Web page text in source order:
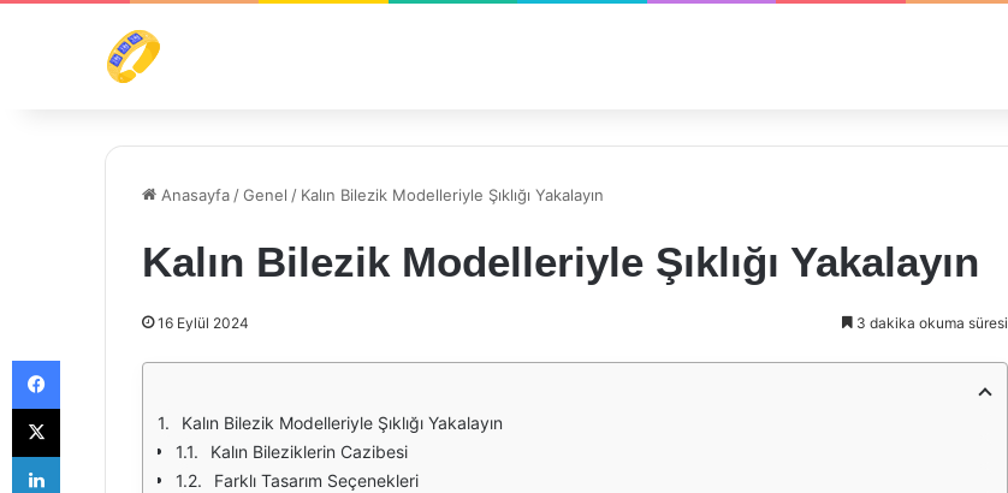
Anasayfa /Genel / Kalın Bilezik Modelleriyle Şıklığı Yakalayın
Kalın Bilezik Modelleriyle Şıklığı Yakalayın
16 Eylül 2024 3 dakika okuma süresi
Kalın Bilezik Modelleriyle Şıklığı Yakalayın
Kalın Bileziklerin Cazibesi
Farklı Tasarım Seçenekleri
Facebook
X
LinkedIn